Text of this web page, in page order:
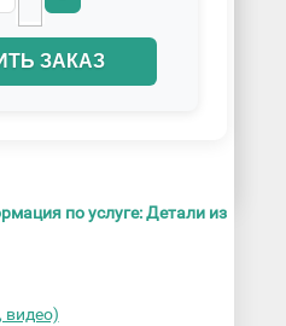
ЗАКАЗ
по услуге: Детали из
видео)